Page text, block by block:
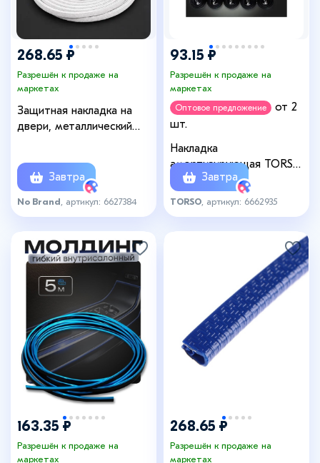
268.65 ₽
Разрешён к продаже на
маркетах
Защитная накладка на
двери, металлический
Завтра
No Brand , артикул: 6627384
93.15 ₽
Разрешён к продаже на
маркетах
Оптовое предложение
от 2
шт.
Накладка
амортизирующая TORSO,
самоклеящаяся, d=2 см,
набор 10 шт.
Завтра
TORSO , артикул: 6662935
163.35 ₽
Разрешён к продаже на
маркетах
268.65 ₽
Разрешён к продаже на
маркетах